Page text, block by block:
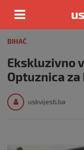
content
BIHAĆ
Ekskluzivno
Optuznica za
uskvijesti.ba